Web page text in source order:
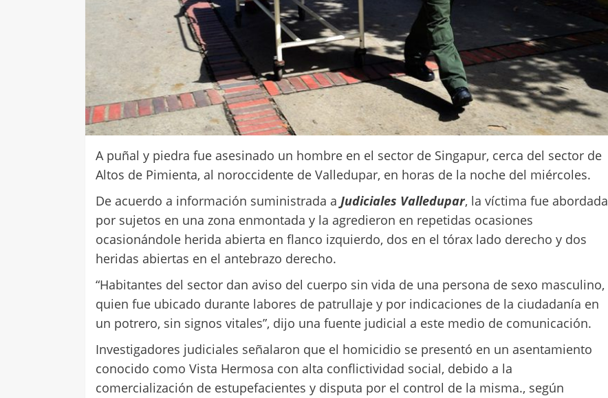
A puñal y piedra fue asesinado un hombre en el sector de Singapur, cerca del sector de
Altos de Pimienta, al noroccidente de Valledupar, en horas de la noche del miércoles.
De acuerdo a información suministrada a Judiciales Valledupar, la víctima fue abordada
por sujetos en una zona enmontada y la agredieron en repetidas ocasiones
ocasionándole herida abierta en flanco izquierdo, dos en el tórax lado derecho y dos
heridas abiertas en el antebrazo derecho.
“Habitantes del sector dan aviso del cuerpo sin vida de una persona de sexo masculino,
quien fue ubicado durante labores de patrullaje y por indicaciones de la ciudadanía en
un potrero, sin signos vitales”, dijo una fuente judicial a este medio de comunicación.
Investigadores judiciales señalaron que el homicidio se presentó en un asentamiento
conocido como Vista Hermosa con alta conflictividad social, debido a la
comercialización de estupefacientes y disputa por el control de la misma., según